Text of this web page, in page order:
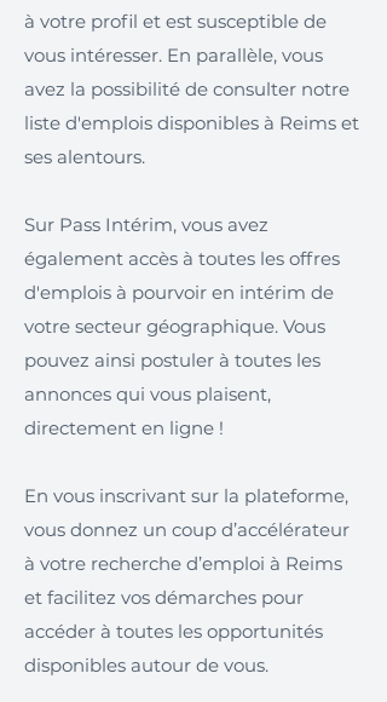
à votre profil et est susceptible de
vous intéresser. En parallèle, vous
avez la possibilité de consulter notre
liste d'emplois disponibles à Reims et
ses alentours.
Sur Pass Intérim, vous avez
également accès à toutes les offres
d'emplois à pourvoir en intérim de
votre secteur géographique. Vous
pouvez ainsi postuler à toutes les
annonces qui vous plaisent,
directement en ligne !
En vous inscrivant sur la plateforme,
vous donnez un coup d’accélérateur
à votre recherche d’emploi à Reims
et facilitez vos démarches pour
accéder à toutes les opportunités
disponibles autour de vous.